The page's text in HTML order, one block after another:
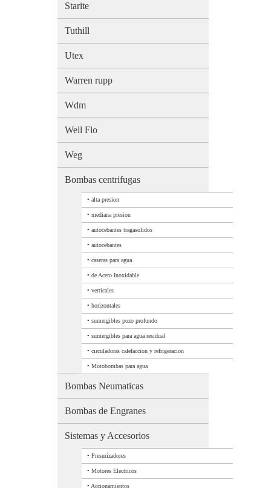
Starite
Tuthill
Utex
Warren rupp
Wdm
Well Flo
Weg
Bombas centrifugas
• alta presion
• mediana presion
• autocebantes tragasolidos
• autocebantes
• caseras para agua
• de Acero Inoxidable
• verticales
• horizontales
• sumergibles pozo profundo
• sumergibles para agua residual
• circuladoras calefaccion y refrigeracion
• Motobombas para agua
Bombas Neumaticas
Bombas de Engranes
Sistemas y Accesorios
• Presurizadores
• Motores Electricos
• Accionamientos